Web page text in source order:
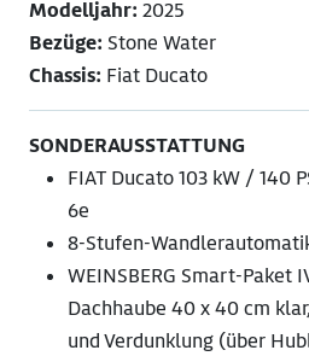
Modelljahr: 2025
Bezüge: Stone Water
Chassis: Fiat Ducato
SONDERAUSSTATTUNG
FIAT Ducato 103 kW / 140
6e
8-Stufen-
WEINSBERG Smart-Paket
Dachhaube 40 x 40 cm
und Verdunklung (über